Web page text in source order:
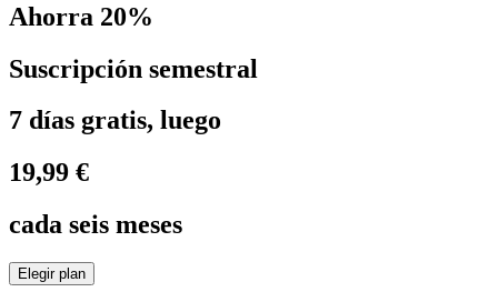
Ahorra 20%
Suscripción semestral
7 días gratis, luego
19,99 €
cada seis meses
Elegir plan